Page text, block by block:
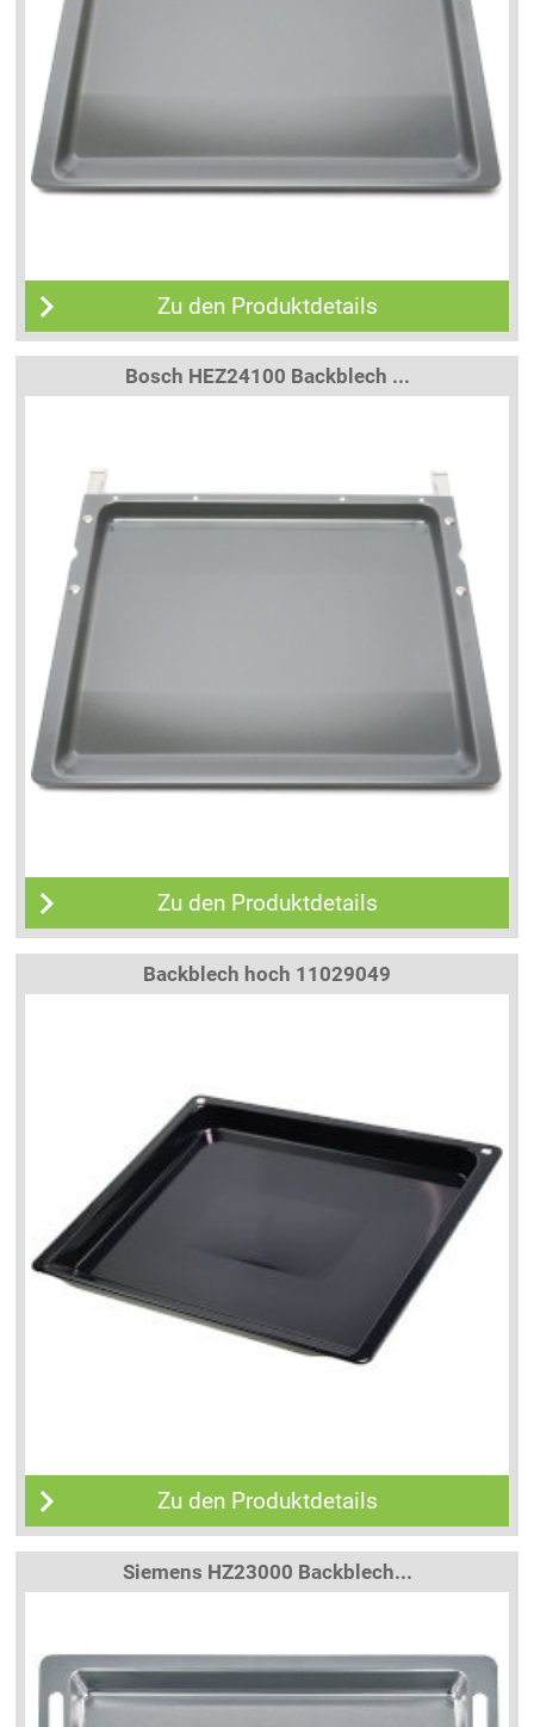
Zu den Produktdetails
Bosch HEZ24100 Backblech ...
Zu den Produktdetails
Backblech hoch 11029049
Zu den Produktdetails
Siemens HZ23000 Backblech...